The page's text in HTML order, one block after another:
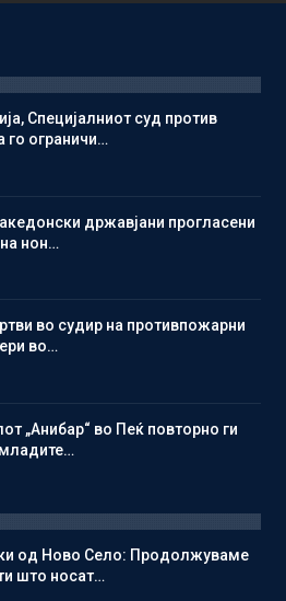
Специјалниот суд против
го ограничи…
државјани прогласени
нон…
во судир на противпожарни
во…
„Анибар“ во Пеќ повторно ги
од Ново Село: Продолжуваме
што носат…